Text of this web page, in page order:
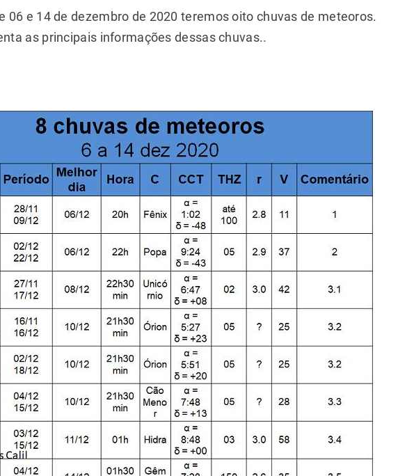
06 e 14 de dezembro de 2020 teremos oito chuvas de meteoros.
as principais informações dessas chuvas..